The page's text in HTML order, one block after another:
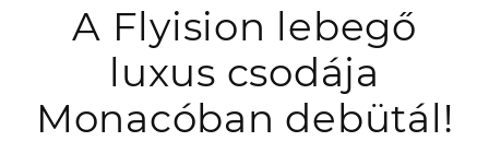
A Flyision lebegő
luxus csodája
Monacóban debütál!